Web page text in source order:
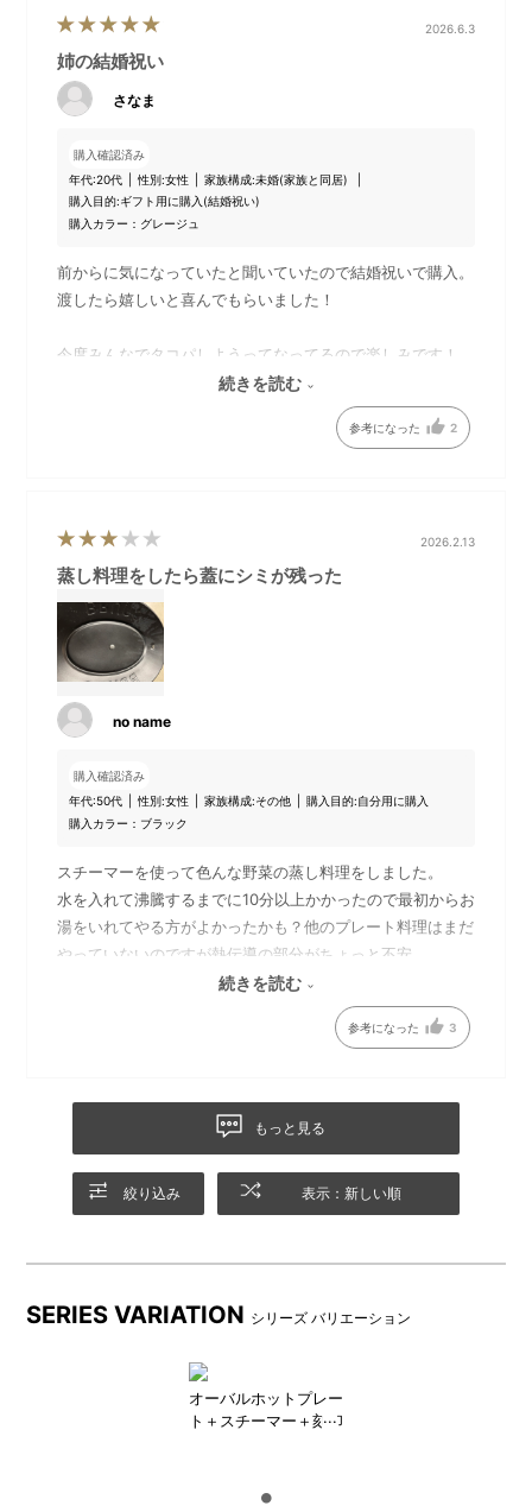
「オーバルホットプレート」本体には、平面、たこ焼き、深鍋
と、3種類のプレートが標準でセットになっています。
付属のハンドルを使えば、プレートの取り替えも楽々。テーブ
ルで次々と調理できるので、ホストもゲストと一緒に愉しめま
さらに、深鍋と組み合わせて蒸し料理を愉しめる「オーバルホ
ットプレート用スチーマー」をセットにした、BRUNO直営サイ
ト限定のセットです。
DETAIL
本体セット内容
平面、たこ焼き、深鍋の3枚の
プレートに、プレート取替え
用ハンドル、シリコンマット
が付属しています。
たこ焼きプレート
家族や友人、みんなで愉しめ
るたこ焼きプレート。(24穴)
深鍋
ホットプレート上に乗せて、
お鍋や煮込み料理が愉しめる
深鍋。
2026.6.3
姉の結婚祝い
さなま
購入確認済み
年代:20代 性別:女性 家族構成:未婚(家族と同居)
購入目的:ギフト用に購入(結婚祝い)
購入カラー：グレージュ
前からに気になっていたと聞いていたので結婚祝いで購入。
渡したら嬉しいと喜んでもらいました！
今度みんなでタコパしようってなってるので楽しみです！
スチーマーも蒸すの、して見たかったって言われたので良か
続きを読む
参考になった 2
2026.2.13
蒸し料理をしたら蓋にシミが残った
no name
購入確認済み
年代:50代 性別:女性 家族構成:その他 購入目的:自分用に購入
購入カラー：ブラック
スチーマーを使って色んな野菜の蒸し料理をしました。
水を入れて沸騰するまでに10分以上かかったので最初からお
湯をいれてやる方がよかったかも？他のプレート料理はまだ
やっていないのですが熱伝導の部分がちょっと不安。
2段あるので一度にたくさんの調理が出来るところは良かっ
使っても汚れが目立たないであろうと黒を選んだのに、蓋の
した。水滴が付かないようにふきんを使った方が良さそうで
続きを読む
参考になった 3
もっと見る
絞り込み 表示：新しい順
SERIES VARIATION シリーズ バリエーション
オーバルホットプレー
ト＋スチーマー＋刻印